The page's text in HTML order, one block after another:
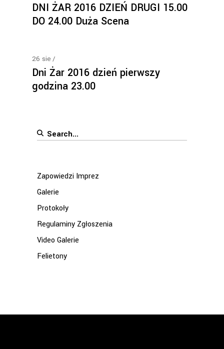
DNI ŻAR 2016 DZIEŃ DRUGI 15.00
DO 24.00 Duża Scena
26 sie
Dni Żar 2016 dzień pierwszy
godzina 23.00
Search
Zapowiedzi Imprez
Galerie
Protokoły
Regulaminy Zgłoszenia
Video Galerie
Felietony